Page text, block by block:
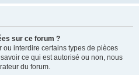
sur ce forum ?
interdire certains types de pièces
ce qui est autorisé ou non, nous
du forum.